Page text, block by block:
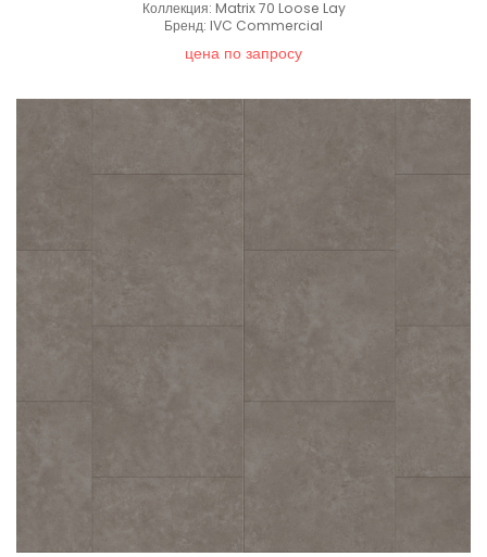
Коллекция: Matrix 70 Loose Lay
Бренд: IVC Commercial
цена по запросу